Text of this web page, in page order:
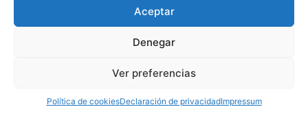
Aceptar
Denegar
Ver preferencias
Política de cookiesDeclaración de privacidadImpressum
910 607 564
derechos reservados